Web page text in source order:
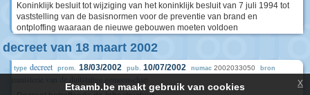
Koninklijk besluit tot wijziging van het koninklijk besluit van 7 juli 1994 tot
vaststelling van de basisnormen voor de preventie van brand en
ontploffing waaraan de nieuwe gebouwen moeten voldoen
decreet van 18 maart 2002
type decreet prom. 18/03/2002 pub. 10/07/2002 numac 2002033050 bron
Etaamb.be maakt gebruik van cookies x